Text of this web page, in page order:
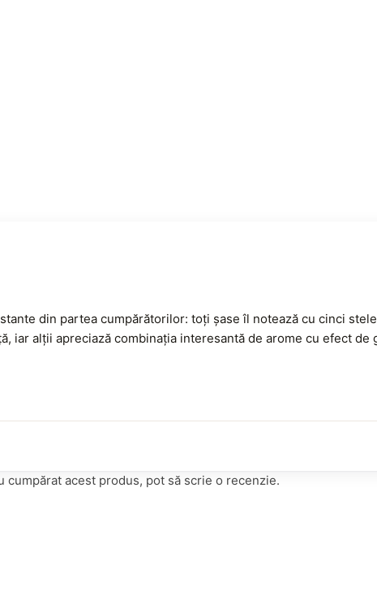
din partea cumpărătorilor: toți șase îl notează cu cinci
iar alții apreciază combinația interesantă de arome cu efect de
cumpărat acest produs, pot să scrie o recenzie.